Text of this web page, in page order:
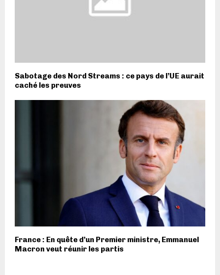
Sabotage des Nord Streams : ce pays de l’UE aurait
caché les preuves
France : En quête d’un Premier ministre, Emmanuel
Macron veut réunir les partis